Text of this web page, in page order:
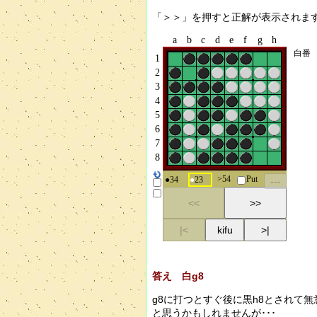
「＞＞」を押すと正解が表示されま
答え 白g8
g8に打つとすぐ後に黒h8とされて無
と思うかもしれませんが･･･